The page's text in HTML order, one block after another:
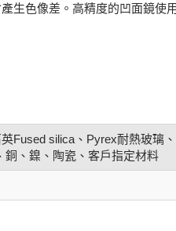
生色像差。高精度的凹面鏡
Fused silica、Pyrex耐熱玻
銅、鎳、陶瓷、客戶指定材料